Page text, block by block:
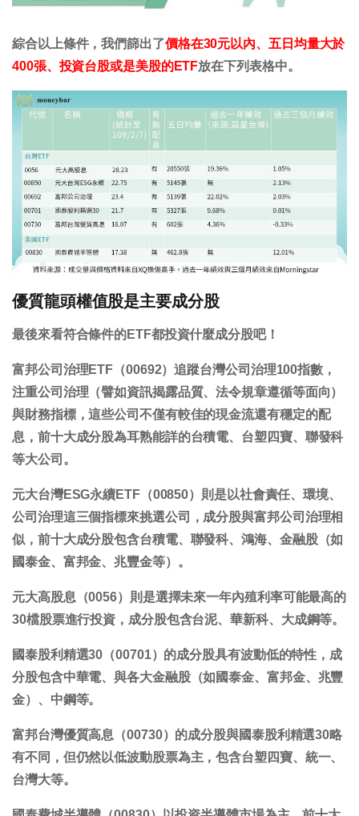
綜合以上條件，我們篩出了價格在30元以內、五日均量大於
400張、投資台股或是美股的ETF放在下列表格中。
優質龍頭權值股是主要成分股
最後來看符合條件的ETF都投資什麼成分股吧！
富邦公司治理ETF（00692）追蹤台灣公司治理100指數，
注重公司治理（譬如資訊揭露品質、法令規章遵循等面向）
與財務指標，這些公司不僅有較佳的現金流還有穩定的配
息，前十大成分股為耳熟能詳的台積電、台塑四寶、聯發科
等大公司。
元大台灣ESG永續ETF（00850）則是以社會責任、環境、
公司治理這三個指標來挑選公司，成分股與富邦公司治理相
似，前十大成分股包含台積電、聯發科、鴻海、金融股（如
國泰金、富邦金、兆豐金等）。
元大高股息（0056）則是選擇未來一年內殖利率可能最高的
30檔股票進行投資，成分股包含台泥、華新科、大成鋼等。
國泰股利精選30（00701）的成分股具有波動低的特性，成
分股包含中華電、與各大金融股（如國泰金、富邦金、兆豐
金）、中鋼等。
富邦台灣優質高息（00730）的成分股與國泰股利精選30略
有不同，但仍然以低波動股票為主，包含台塑四寶、統一、
台灣大等。